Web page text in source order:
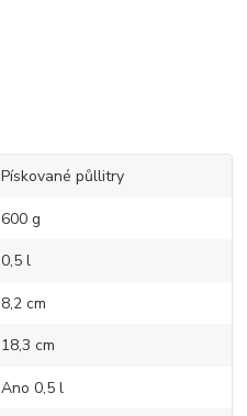
Pískované půllitry
600 g
0,5 l
8,2 cm
18,3 cm
Ano 0,5 l